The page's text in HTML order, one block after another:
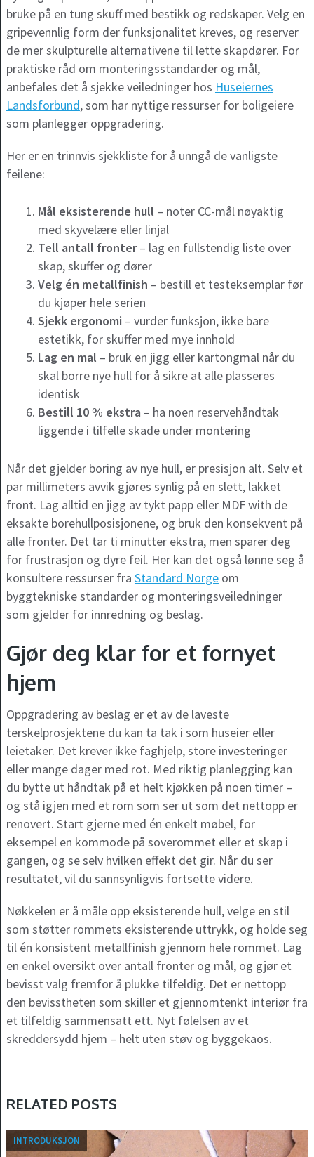
bruke på en tung skuff med bestikk og redskaper. Velg en
gripevennlig form der funksjonalitet kreves, og reserver
de mer skulpturelle alternativene til lette skapdører. For
praktiske råd om monteringsstandarder og mål,
anbefales det å sjekke veiledninger hos Huseiernes
Landsforbund, som har nyttige ressurser for boligeiere
som planlegger oppgradering.
Her er en trinnvis sjekkliste for å unngå de vanligste
feilene:
Mål eksisterende hull – noter CC-mål nøyaktig
med skyvelære eller linjal
Tell antall fronter– lag en fullstendig liste over
skap, skuffer og dører
Velg én metallfinish – bestill et testeksemplar før
du kjøper hele serien
Sjekk ergonomi – vurder funksjon, ikke bare
estetikk, for skuffer med mye innhold
Lag en mal – bruk en jigg eller kartongmal når du
skal borre nye hull for å sikre at alle plasseres
identisk
Bestill 10 % ekstra – ha noen reservehåndtak
liggende i tilfelle skade under montering
Når det gjelder boring av nye hull, er presisjon alt. Selv et
par millimeters avvik gjøres synlig på en slett, lakket
front. Lag alltid en jigg av tykt papp eller MDF with de
eksakte borehullposisjonene, og bruk den konsekvent på
alle fronter. Det tar ti minutter ekstra, men sparer deg
for frustrasjon og dyre feil. Her kan det også lønne seg å
konsultere ressurser fra Standard Norgeom
byggtekniske standarder og monteringsveiledninger
som gjelder for innredning og beslag.
Gjør deg klar for et fornyet
hjem
Oppgradering av beslag er et av de laveste
terskelprosjektene du kan ta tak i som huseier eller
leietaker. Det krever ikke faghjelp, store investeringer
eller mange dager med rot. Med riktig planlegging kan
du bytte ut håndtak på et helt kjøkken på noen timer –
og stå igjen med et rom som ser ut som det nettopp er
renovert. Start gjerne med én enkelt møbel, for
eksempel en kommode på soverommet eller et skap i
gangen, og se selv hvilken effekt det gir. Når du ser
resultatet, vil du sannsynligvis fortsette videre.
Nøkkelen er å måle opp eksisterende hull, velge en stil
som støtter rommets eksisterende uttrykk, og holde seg
til én konsistent metallfinish gjennom hele rommet. Lag
en enkel oversikt over antall fronter og mål, og gjør et
bevisst valg fremfor å plukke tilfeldig. Det er nettopp
den bevisstheten som skiller et gjennomtenkt interiør fra
et tilfeldig sammensatt ett. Nyt følelsen av et
skreddersydd hjem – helt uten støv og byggekaos.
RELATED POSTS
INTRODUKSJON